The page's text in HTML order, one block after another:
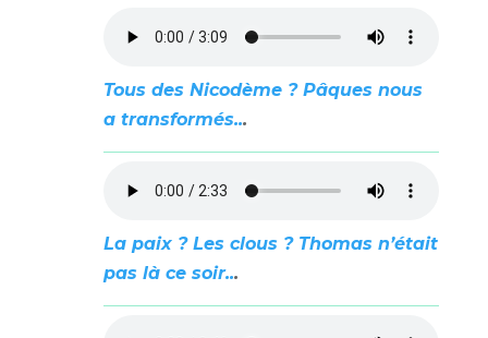
Tous des Nicodème ? Pâques nous
a transformés...
La paix ? Les clous ? Thomas n’était
pas là ce soir...